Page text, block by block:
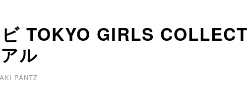
TOKYO GIRLS
ル
PANTZ